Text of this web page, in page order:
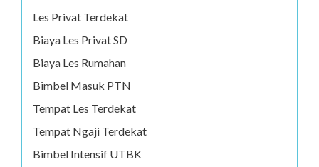
Les Privat Terdekat
Biaya Les Privat SD
Biaya Les Rumahan
Bimbel Masuk PTN
Tempat Les Terdekat
Tempat Ngaji Terdekat
Bimbel Intensif UTBK